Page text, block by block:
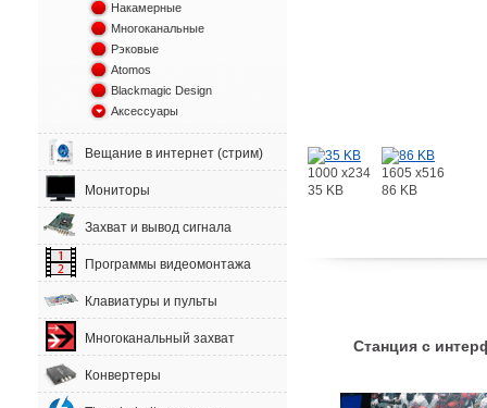
Накамерные
Многоканальные
Рэковые
Atomos
Blackmagic Design
Аксессуары
Вещание в интернет (стрим)
Мониторы
Захват и вывод сигнала
Программы видеомонтажа
Клавиатуры и пульты
Многоканальный захват
Конвертеры
1000 x234
35 KB
1605 x516
86 KB
Станция с